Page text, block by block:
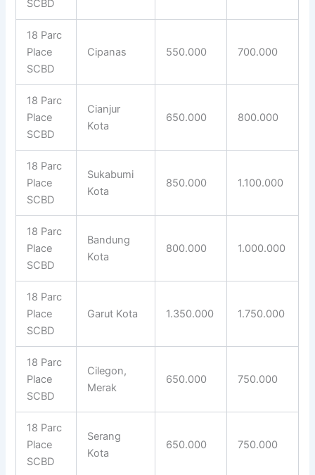
SCBD
18 Parc
Place
SCBD
Cipanas 550.000 700.000
18 Parc
Place
SCBD
Cianjur
Kota
650.000 800.000
18 Parc
Place
SCBD
Sukabumi
Kota
850.000 1.100.000
18 Parc
Place
SCBD
Bandung
Kota
800.000 1.000.000
18 Parc
Place
SCBD
Garut Kota 1.350.000 1.750.000
18 Parc
Place
SCBD
Cilegon,
Merak
650.000 750.000
18 Parc
Place
SCBD
Serang
Kota
650.000 750.000